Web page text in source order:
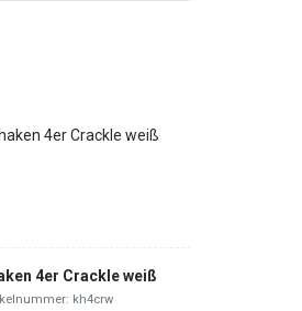
4er Crackle weiß
kh4crw